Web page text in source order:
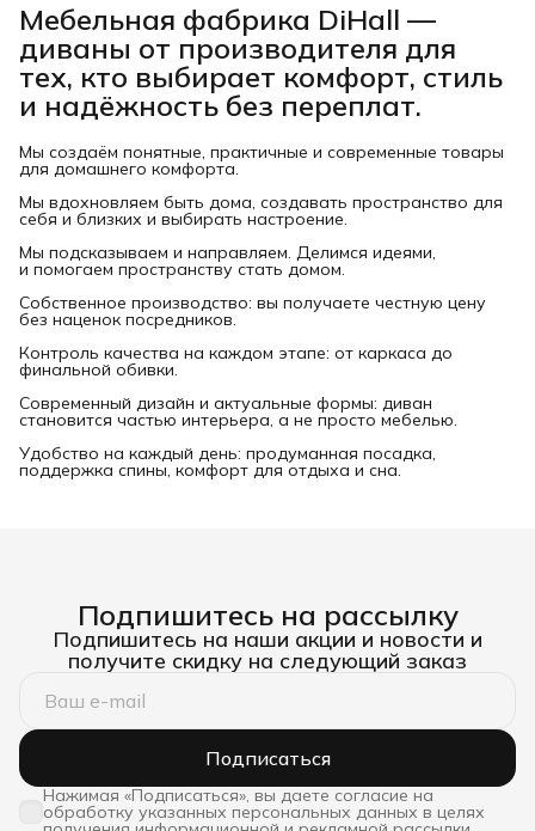
Мебельная фабрика DiHall —
диваны от производителя для
тех, кто выбирает комфорт, стиль
и надёжность без переплат.
Мы создаём понятные, практичные и современные товары
для домашнего комфорта.
Мы вдохновляем быть дома, создавать пространство для
себя и близких и выбирать настроение.
Мы подсказываем и направляем. Делимся идеями,
и помогаем пространству стать домом.
Собственное производство: вы получаете честную цену
без наценок посредников.
Контроль качества на каждом этапе: от каркаса до
финальной обивки.
Современный дизайн и актуальные формы: диван
становится частью интерьера, а не просто мебелью.
Удобство на каждый день: продуманная посадка,
поддержка спины, комфорт для отдыха и сна.
Подпишитесь на рассылку
Подпишитесь на наши акции и новости и
получите скидку на следующий заказ
Подписаться
Нажимая «Подписаться», вы даете согласие на
обработку указанных персональных данных в целях